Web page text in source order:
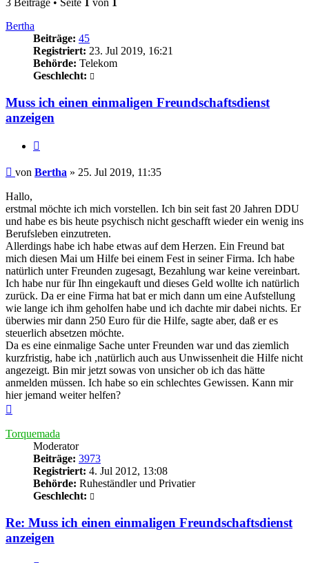
Bertha
Beiträge: 45
Registriert: 23. Jul 2019, 16:21
Behörde: Telekom
Geschlecht:
Muss ich einen einmaligen Freundschaftsdienst
anzeigen
Beitrag
von Bertha » 25. Jul 2019, 11:35
Hallo,
erstmal möchte ich mich vorstellen. Ich bin seit fast 20 Jahren DDU
und habe es bis heute psychisch nicht geschafft wieder ein wenig ins
Berufsleben einzutreten.
Allerdings habe ich habe etwas auf dem Herzen. Ein Freund bat
mich diesen Mai um Hilfe bei einem Fest in seiner Firma. Ich habe
natürlich unter Freunden zugesagt, Bezahlung war keine vereinbart.
Ich habe nur für Ihn eingekauft und dieses Geld wollte ich natürlich
zurück. Da er eine Firma hat bat er mich dann um eine Aufstellung
wie lange ich ihm geholfen habe und ich dachte mir dabei nichts. Er
überwies mir dann 250 Euro für die Hilfe, sagte aber, daß er es
steuerlich absetzen möchte.
Da es eine einmalige Sache unter Freunden war und das ziemlich
kurzfristig, habe ich ,natürlich auch aus Unwissenheit die Hilfe nicht
angezeigt. Bin mir jetzt sowas von unsicher ob ich das hätte
anmelden müssen. Ich habe so ein schlechtes Gewissen. Kann mir
hier jemand weiter helfen?
Torquemada
Moderator
Beiträge: 3973
Registriert: 4. Jul 2012, 13:08
Behörde: Ruheständler und Privatier
Geschlecht:
Re: Muss ich einen einmaligen Freundschaftsdienst
anzeigen